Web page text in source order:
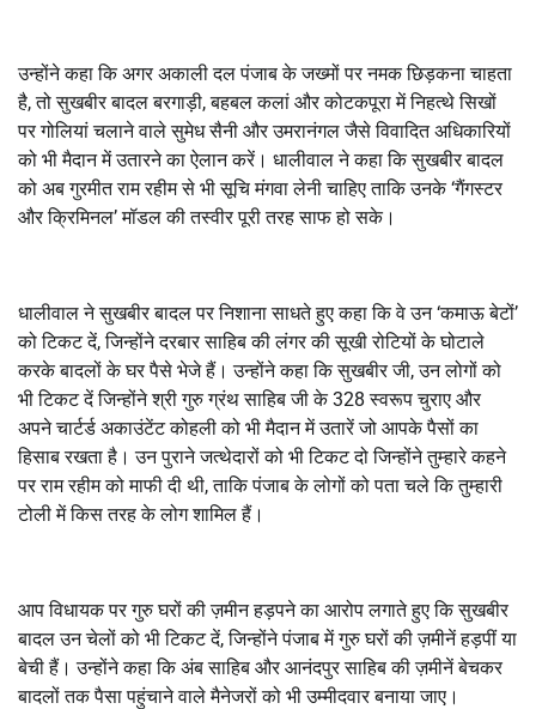
उन्होंने कहा कि अगर अकाली दल पंजाब के जख्मों पर नमक छिड़कना चाहता
है, तो सुखबीर बादल बरगाड़ी, बहबल कलां और कोटकपूरा में निहत्थे सिखों
पर गोलियां चलाने वाले सुमेध सैनी और उमरानंगल जैसे विवादित अधिकारियों
को भी मैदान में उतारने का ऐलान करें। धालीवाल ने कहा कि सुखबीर बादल
को अब गुरमीत राम रहीम से भी सूचि मंगवा लेनी चाहिए ताकि उनके ‘गैंगस्टर
और क्रिमिनल’ मॉडल की तस्वीर पूरी तरह साफ हो सके।
धालीवाल ने सुखबीर बादल पर निशाना साधते हुए कहा कि वे उन ‘कमाऊ बेटों’
को टिकट दें, जिन्होंने दरबार साहिब की लंगर की सूखी रोटियों के घोटाले
करके बादलों के घर पैसे भेजे हैं। उन्होंने कहा कि सुखबीर जी, उन लोगों को
भी टिकट दें जिन्होंने श्री गुरु ग्रंथ साहिब जी के 328 स्वरूप चुराए और
अपने चार्टर्ड अकाउंटेंट कोहली को भी मैदान में उतारें जो आपके पैसों का
हिसाब रखता है। उन पुराने जत्थेदारों को भी टिकट दो जिन्होंने तुम्हारे कहने
पर राम रहीम को माफी दी थी, ताकि पंजाब के लोगों को पता चले कि तुम्हारी
टोली में किस तरह के लोग शामिल हैं।
आप विधायक पर गुरु घरों की ज़मीन हड़पने का आरोप लगाते हुए कि सुखबीर
बादल उन चेलों को भी टिकट दें, जिन्होंने पंजाब में गुरु घरों की ज़मीनें हड़पीं या
बेची हैं। उन्होंने कहा कि अंब साहिब और आनंदपुर साहिब की ज़मीनें बेचकर
बादलों तक पैसा पहुंचाने वाले मैनेजरों को भी उम्मीदवार बनाया जाए।